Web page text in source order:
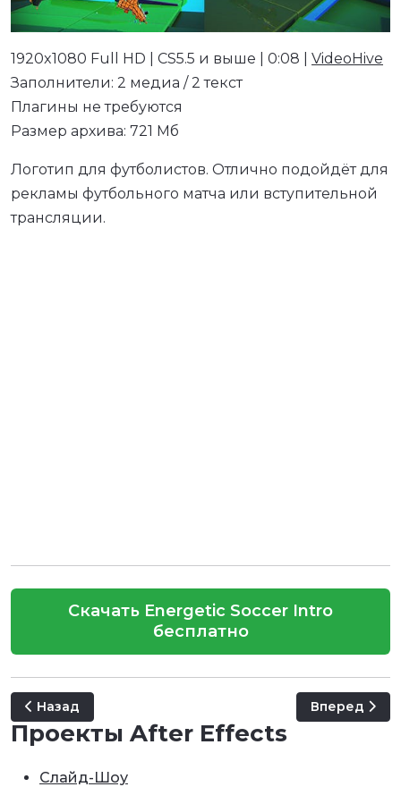
1920x1080 Full HD | CS5.5 и выше | 0:08 | VideoHive
Заполнители: 2 медиа / 2 текст
Плагины не требуются
Размер архива: 721 Мб
Логотип для футболистов. Отлично подойдёт для
рекламы футбольного матча или вступительной
трансляции.
Скачать Energetic Soccer Intro
бесплатно
Предыдущий: Euro Soccer 2020
Назад Следующий:
Вперед
Проекты After Effects
Слайд-Шоу